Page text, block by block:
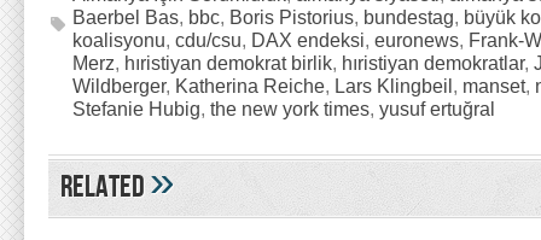
Baerbel Bas, bbc, Boris Pistorius, bundestag, büyük
koalisyonu, cdu/csu, DAX endeksi, euronews, Frank-
Merz, hıristiyan demokrat birlik, hıristiyan demokratlar,
Wildberger, Katherina Reiche, Lars Klingbeil, manset,
Stefanie Hubig, the new york times, yusuf ertuğral
Related»